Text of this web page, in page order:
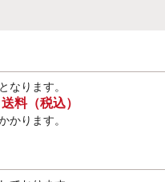
なります。
料（税込）
かります。